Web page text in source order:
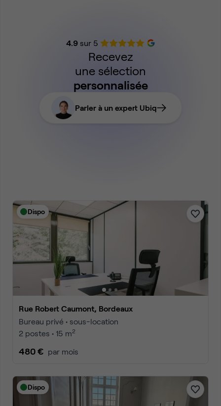
4.9sur 5
Recevez
une sélection
personnalisée
Parler à un expert Ubiq
Dispo
Rue Robert Caumont, Bordeaux
Bureau privé • sous-location
2 postes • 15 m2
480 € par mois
Dispo